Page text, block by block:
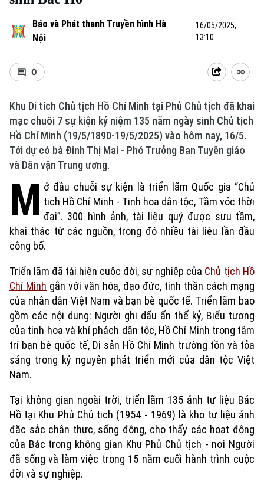
Báo và Phát thanh Truyền hình Hà
Nội
16/05/2025,
13:10
0
Khu Di tích Chủ tịch Hồ Chí Minh tại Phủ Chủ tịch đã khai
mạc chuỗi 7 sự kiện kỷ niệm 135 năm ngày sinh Chủ tịch
Hồ Chí Minh (19/5/1890-19/5/2025) vào hôm nay, 16/5.
Tới dự có bà Đinh Thị Mai - Phó Trưởng Ban Tuyên giáo
và Dân vận Trung ương.
M ở đầu chuỗi sự kiện là triển lãm Quốc gia “Chủ
tịch Hồ Chí Minh - Tinh hoa dân tộc, Tầm vóc thời
đại”. 300 hình ảnh, tài liệu quý được sưu tầm,
khai thác từ các nguồn, trong đó nhiều tài liệu lần đầu
công bố.
Triển lãm đã tái hiện cuộc đời, sự nghiệp của Chủ tịch Hồ
Chí Minh gắn với văn hóa, đạo đức, tinh thần cách mạng
của nhân dân Việt Nam và bạn bè quốc tế. Triển lãm bao
gồm các nội dung: Người ghi dấu ấn thế kỷ, Biểu tượng
của tinh hoa và khí phách dân tộc, Hồ Chí Minh trong tâm
trí bạn bè quốc tế, Di sản Hồ Chí Minh trường tồn và tỏa
sáng trong kỷ nguyên phát triển mới của dân tộc Việt
Nam.
Tại không gian ngoài trời, triển lãm 135 ảnh tư liệu Bác
Hồ tại Khu Phủ Chủ tịch (1954 - 1969) là kho tư liệu ảnh
đặc sắc chân thực, sống động, cho thấy các hoạt động
của Bác trong không gian Khu Phủ Chủ tịch - nơi Người
đã sống và làm việc trong 15 năm cuối hành trình cuộc
đời và sự nghiệp.